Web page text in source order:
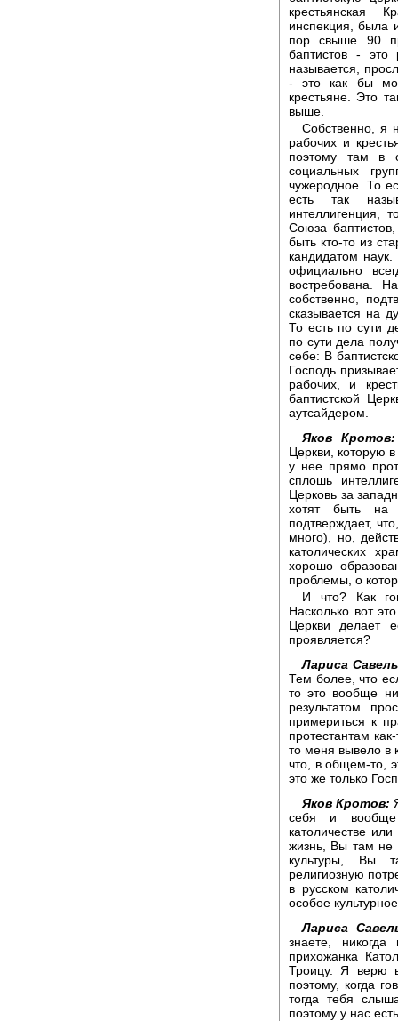
крестьянская
инспекция, была
пор свыше 90
баптистов - это
называется,
- это как бы
крестьяне. Это
выше.
Собственно, я
рабочих и
поэтому там в
социальных
чужеродное. То
есть так
интеллигенция,
Союза
быть кто-то из
кандидатом
официально
востребована.
собственно,
сказывается на
То есть по сути
по сути дела
себе: В
Господь
рабочих, и
баптистской
аутсайдером.
Яков Кротов:
Церкви, которую
у нее прямо
сплошь
Церковь за
хотят быть на
подтверждает,
много), но,
католических
хорошо
проблемы, о
И что? Как
Насколько вот
Церкви делает
проявляется?
Лариса
Тем более, что
то это вообще
результатом
примериться к
протестантам
то меня вывело в
что, в общем-то,
это же только
Яков Кротов:
себя и вообще
католичестве
жизнь, Вы там не
культуры, Вы
религиозную
в русском
особое
Лариса
знаете,
прихожанка
Троицу. Я верю
поэтому, когда
тогда тебя
поэтому у нас